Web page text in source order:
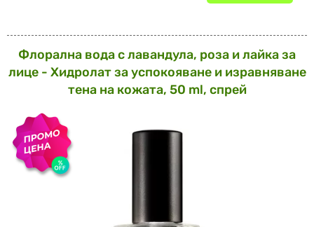
Флорална вода с лавандула, роза и лайка за
лице - Хидролат за успокояване и изравняване
тена на кожата, 50 ml, спрей